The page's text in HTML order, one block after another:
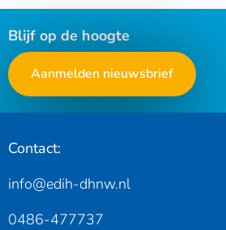
Blijf op de hoogte
Aanmelden nieuwsbrief
Contact:
info@edih-dhnw.nl
0486-477737